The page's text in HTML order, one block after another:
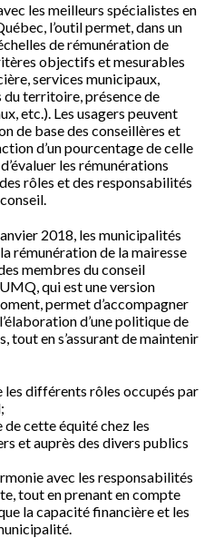
les meilleurs spécialistes en
l’outil permet, dans un
de rémunération de
objectifs et mesurables
services municipaux,
territoire, présence de
etc.). Les usagers peuvent
de base des conseillères et
d’un pourcentage de celle
les rémunérations
rôles et des responsabilités
2018, les municipalités
rémunération de la mairesse
membres du conseil
qui est une version
permet d’accompagner
d’une politique de
tout en s’assurant de maintenir
les différents rôles occupés par
cette équité chez les
et auprès des divers publics
avec les responsabilités
tout en prenant en compte
la capacité financière et les